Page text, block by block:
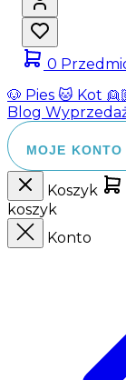
0
🐶 Pies 🐱 Kot
Blog
MOJE KONTO
Koszyk
koszyk
Konto